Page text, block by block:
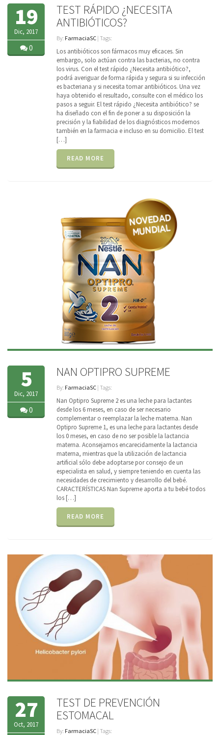
19
Dic, 2017
0
TEST RÁPIDO ¿NECESITA
ANTIBIÓTICOS?
By: FarmaciaSC | Tags:
Los antibióticos son fármacos muy eficaces. Sin
embargo, solo actúan contra las bacterias, no contra
los virus. Con el test rápido ¿Necesita antibiótico?,
podrá averiguar de forma rápida y segura si su infección
es bacteriana y si necesita tomar antibióticos. Una vez
haya obtenido el resultado, consulte con el médico los
pasos a seguir. El test rápido ¿Necesita antibiótico? se
ha diseñado con el fin de poner a su disposición la
precisión y la fiabilidad de los diagnósticos modernos
también en la farmacia e incluso en su domicilio. El test
[…]
READ MORE
5
Dic, 2017
0
NAN OPTIPRO SUPREME
By: FarmaciaSC | Tags:
Nan Optipro Supreme 2 es una leche para lactantes
desde los 6 meses, en caso de ser necesario
complementar o reemplazar la leche materna. Nan
Optipro Supreme 1, es una leche para lactantes desde
los 0 meses, en caso de no ser posible la lactancia
materna. Aconsejamos encarecidamente la lactancia
materna, mientras que la utilización de lactancia
artificial sólo debe adoptarse por consejo de un
especialista en salud, y siempre teniendo en cuenta las
necesidades de crecimiento y desarrollo del bebé.
CARACTERÍSTICAS Nan Supreme aporta a tu bebé todos
los […]
READ MORE
27
Oct, 2017
TEST DE PREVENCIÓN
ESTOMACAL
By: FarmaciaSC | Tags: